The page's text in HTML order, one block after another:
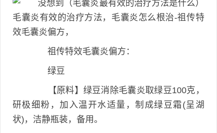
祖传特效毛囊炎偏方：
绿豆
【原料】绿豆消除毛囊炎取绿豆100克，
研极细粉，加入温开水适量，制成绿豆霜(呈湖
状)，洁静瓶装，备用。